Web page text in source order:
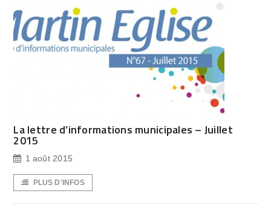
La lettre d’informations municipales – Juillet
2015
1 août 2015
PLUS D'INFOS